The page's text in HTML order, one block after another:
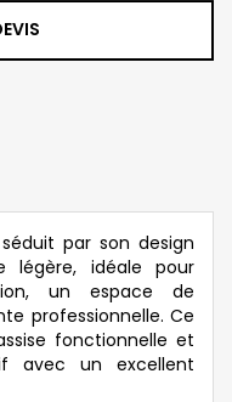
par son design
légère, idéale pour
un espace de
professionnelle. Ce
fonctionnelle et
avec un excellent